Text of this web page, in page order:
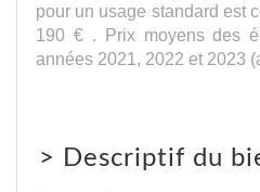
pour un usage standard est
190 € . Prix moyens des
années 2021, 2022 et 2023
> Descriptif du